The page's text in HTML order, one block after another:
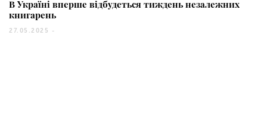
В Україні вперше відбудеться тиждень незалежних
книгарень
27.05.2025 -